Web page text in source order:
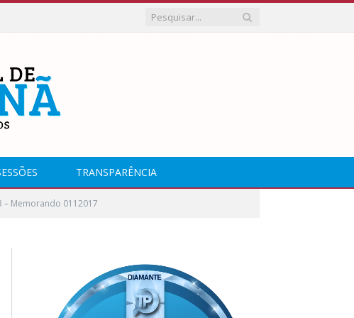
TRANSPARÊNCIA
– Memorando 0112017